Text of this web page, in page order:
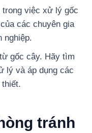
trong việc xử lý gốc
các chuyên gia
nghiệp.
gốc cây. Hãy tìm
lý và áp dụng các
thiết.
tránh